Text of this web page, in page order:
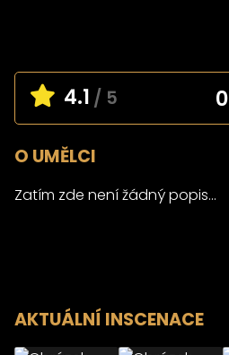
4.1 / 5 0
O UMĚLCI
Zatím zde není žádný popis...
AKTUÁLNÍ INSCENACE